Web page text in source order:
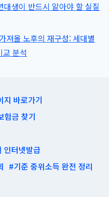
생이 반드시 알아야 할 실질
져올 노후의 재구성: 세대별
분석
지 바로가기
험금 찾기
인터넷발급
#기준 중위소득 완전 정리